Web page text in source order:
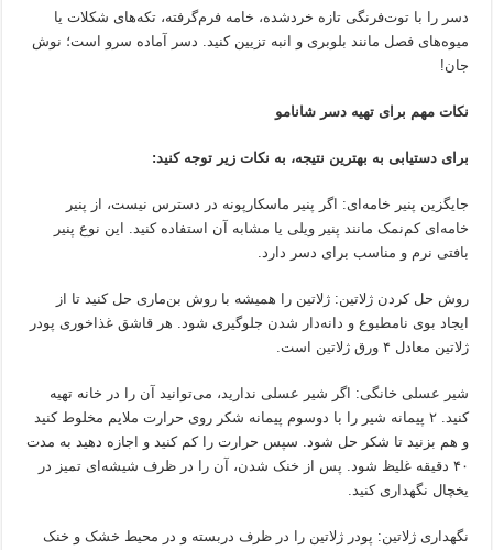
دسر را با توت‌فرنگی تازه خردشده، خامه فرم‌گرفته، تکه‌های شکلات یا
میوه‌های فصل مانند بلوبری و انبه تزیین کنید. دسر آماده سرو است؛ نوش
جان!
نکات مهم برای تهیه دسر شانامو
برای دستیابی به بهترین نتیجه، به نکات زیر توجه کنید:
جایگزین پنیر خامه‌ای: اگر پنیر ماسکارپونه در دسترس نیست، از پنیر
خامه‌ای کم‌نمک مانند پنیر ویلی یا مشابه آن استفاده کنید. این نوع پنیر
بافتی نرم و مناسب برای دسر دارد.
روش حل کردن ژلاتین: ژلاتین را همیشه با روش بن‌ماری حل کنید تا از
ایجاد بوی نامطبوع و دانه‌دار شدن جلوگیری شود. هر قاشق غذاخوری پودر
ژلاتین معادل ۴ ورق ژلاتین است.
شیر عسلی خانگی: اگر شیر عسلی ندارید، می‌توانید آن را در خانه تهیه
کنید. ۲ پیمانه شیر را با دوسوم پیمانه شکر روی حرارت ملایم مخلوط کنید
و هم بزنید تا شکر حل شود. سپس حرارت را کم کنید و اجازه دهید به مدت
۴۰ دقیقه غلیظ شود. پس از خنک شدن، آن را در ظرف شیشه‌ای تمیز در
یخچال نگهداری کنید.
نگهداری ژلاتین: پودر ژلاتین را در ظرف دربسته و در محیط خشک و خنک